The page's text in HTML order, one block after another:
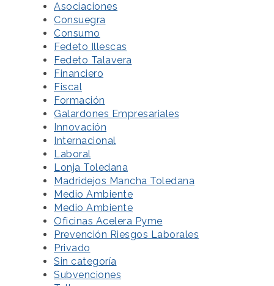
Asociaciones
Consuegra
Consumo
Fedeto Illescas
Fedeto Talavera
Financiero
Fiscal
Formación
Galardones Empresariales
Innovación
Internacional
Laboral
Lonja Toledana
Madridejos Mancha Toledana
Medio Ambiente
Medio Ambiente
Oficinas Acelera Pyme
Prevención Riesgos Laborales
Privado
Sin categoría
Subvenciones